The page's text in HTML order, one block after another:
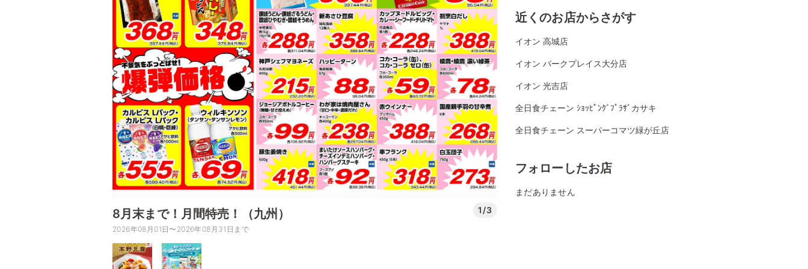
8月末まで！月間特売！（九州） 1/3
2026年08月01日〜2026年08月31日まで
近くのお店からさがす
イオン 高城店
イオン パークプレイス大分店
イオン 光吉店
全日食チェーン ｼｮｯﾋﾟﾝｸﾞﾌﾟﾗｻﾞカサキ
全日食チェーン スーパーコマツ緑が丘店
フォローしたお店
まだありません